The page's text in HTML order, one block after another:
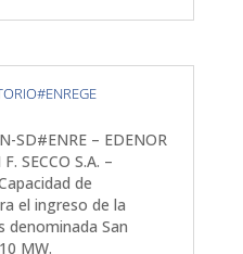
SD#ENRE – EDENOR
SECCO S.A. –
de
el ingreso de la
denominada San
MW.